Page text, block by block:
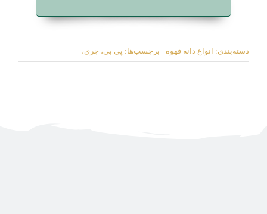
دسته‌بندی: انواع دانه قهوه برچسب‌ها: پی بی، چری،